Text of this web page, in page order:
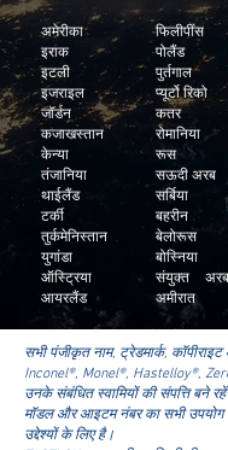
अमेरीका
इराक
इटली
इजराइल
जॉर्डन
कजाखस्तान
केन्या
तंजानिया
थाईलैंड
टर्की
तुर्कमेनिस्तान
युगांडा
ऑस्ट्रिया
आयरलैंड
फिलीपींस
पोलैंड
पुर्तगाल
प्यूर्टो रिको
कतर
रोमानिया
रूस
सऊदी अरब
सर्बिया
बहरीन
बेलोरूस
बोस्निया
संयुक्त अरब
अमीरात
सभी पंजीकृत नाम, ट्रेडमार्क,
Inconel®, Monel®, Hastelloy®,
उनके संबंधित स्वामियों की संपत्ति बने
मॉडल और आइटम नंबर का सभी
उद्देश्यों के लिए है।